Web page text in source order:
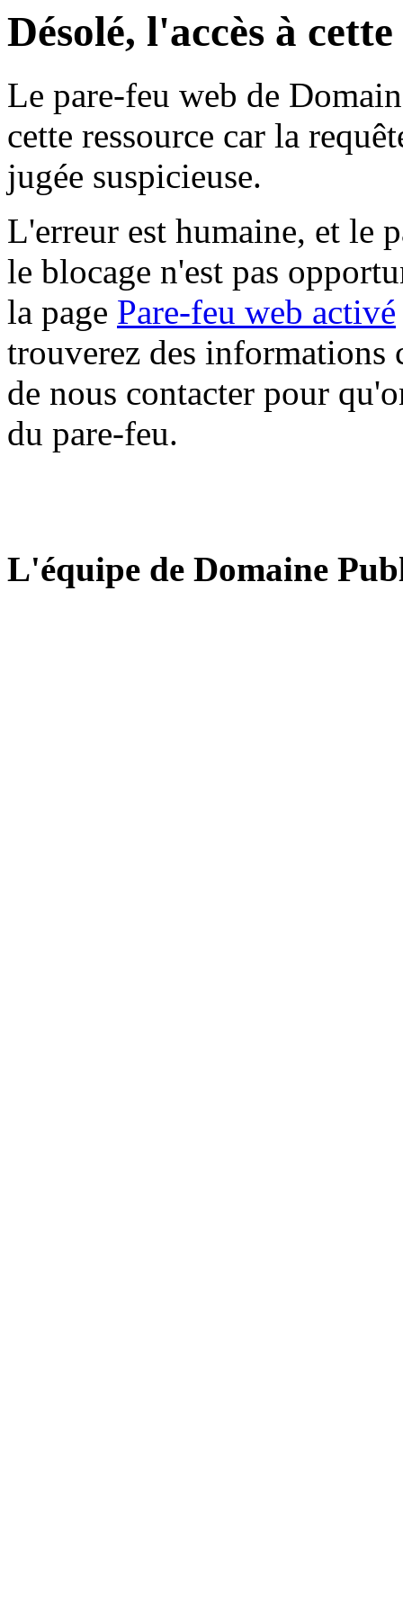
Désolé, l'accès à
Le pare-feu web de
cette ressource car la
jugée suspicieuse.
L'erreur est humaine, et le
le blocage n'est pas
la page Pare-feu web activé
trouverez des informations
de nous contacter pour
du pare-feu.
L'équipe de Domaine